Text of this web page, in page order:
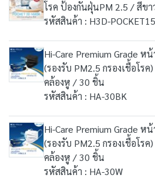
โรค ป้องกันฝุ่นPM 2.5 / สีข
รหัสสินค้า : H3D-POCKET15
Hi-Care Premium Grade
(รองรับ PM2.5 กรองเชื้อโร
คล้องหู / 30 ชิ้น
รหัสสินค้า : HA-30BK
Hi-Care Premium Grade
(รองรับ PM2.5 กรองเชื้อโร
คล้องหู / 30 ชิ้น
รหัสสินค้า : HA-30W